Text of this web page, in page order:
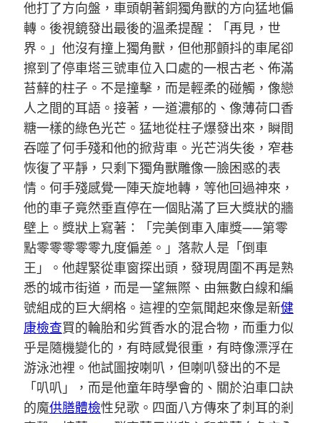
他打了方向盤，車頭朝著銅獨角獸的方向猛地偏
轉。後視鏡發出最後的溫柔提醒：「再見，世
界。」他沒有撞上獨角獸，但他那顫抖的車尾卻
擦到了停車塔三號車位入口處的一根古老、佈滿
苔蘚的柱子。不是撞擊，而是輕柔的碰觸，像戀
人之間的耳語。接著，一道濃郁的、像薄荷口香
糖一樣的綠色光芒。猛地從柱子爆發出來，瞬間
吞噬了何手殘和他的掀背車。光芒消失後，窄巷
恢復了平靜，只剩下獨角獸雕像一臉困惑的表
情。何手殘感覺一陣天旋地轉，等他回過神來，
他的車子竟然垂直停在一個貼滿了巨大獎狀的牆
壁上。獎狀上寫著：「完美倒車入庫獎——第零
點零零零零零九度偏差。」落款人是「倒車
王」。他趕緊從車窗探出頭，發現周圍不再是熟
悉的城市街道，而是一望無際、由無數白線和編
號組成的巨大網格。這裡的空氣聞起來像是新健
康檢查買的輪胎和劣質香水的混合物，而重力似
乎是隨機變化的，有時感覺很重，有時像漂浮在
游泳池裡。他試圖按喇叭，但喇叭發出的不是
「叭叭」，而是他童年時學會的、關於泊車口訣
的魔供膳體檢性兒歌。四面八方傳來了刺耳的剎